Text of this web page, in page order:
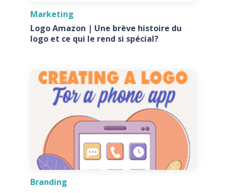
Marketing
Logo Amazon | Une brève histoire du
logo et ce qui le rend si spécial?
Branding